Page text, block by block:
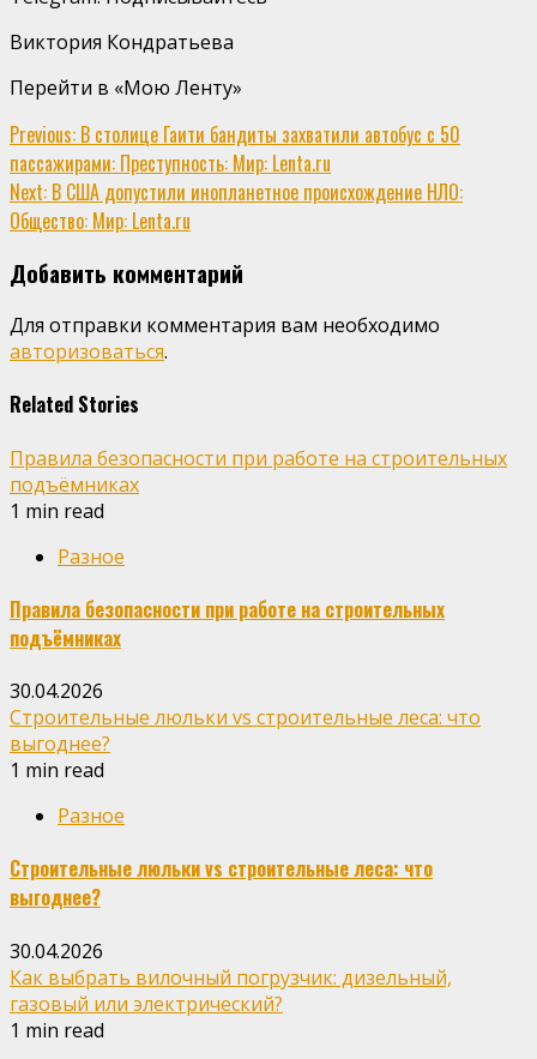
Виктория Кондратьева
Перейти в «Мою Ленту»
Continue
Reading
Previous: В столице Гаити бандиты захватили автобус с 50
пассажирами: Преступность: Мир: Lenta.ru
Next: В США допустили инопланетное происхождение НЛО:
Общество: Мир: Lenta.ru
Добавить комментарий
Для отправки комментария вам необходимо
авторизоваться.
Related Stories
Правила безопасности при работе на строительных
подъёмниках
1 min read
Разное
Правила безопасности при работе на строительных
подъёмниках
30.04.2026
Строительные люльки vs строительные леса: что
выгоднее?
1 min read
Разное
Строительные люльки vs строительные леса: что
выгоднее?
30.04.2026
Как выбрать вилочный погрузчик: дизельный,
газовый или электрический?
1 min read